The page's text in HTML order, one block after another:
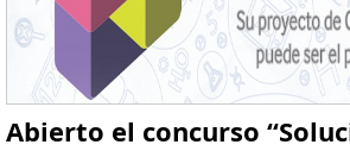
Abierto el concurso